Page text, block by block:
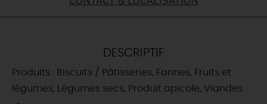
CE WEEK-END
DESCRIPTIF
Produits : Biscuits / Pâtisseries, Farines, Fruits et
légumes, Légumes secs, Produit apicole, Viandes